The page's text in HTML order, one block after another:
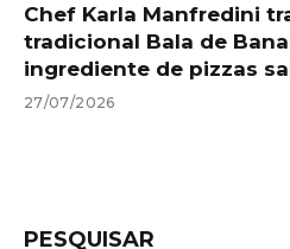
Chef Karla Manfredini
tradicional Bala de
ingrediente de pizzas
27/07/2026
PESQUISAR